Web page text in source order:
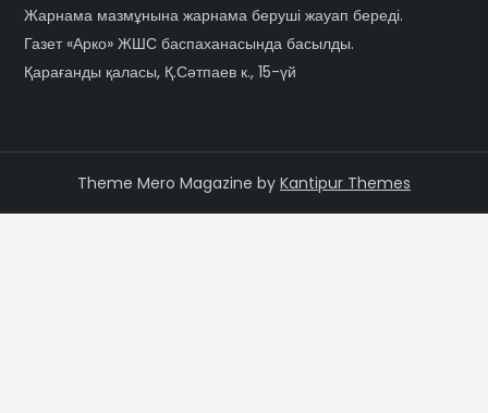
Жарнама мазмұнына жарнама беруші жауап береді.
Газет «Арко» ЖШС баспаханасында басылды.
Қарағанды қаласы, Қ.Сәтпаев к., 15-үй
Theme Mero Magazine by Kantipur Themes